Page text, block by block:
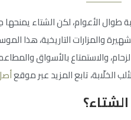
طوال الأعوام، لكن الشتاء يمنحها
والمزارات التاريخية، هذا
والاستمتاع بالأسواق والمطاعم
الخلّابة، تابع المزيد عبر موقع